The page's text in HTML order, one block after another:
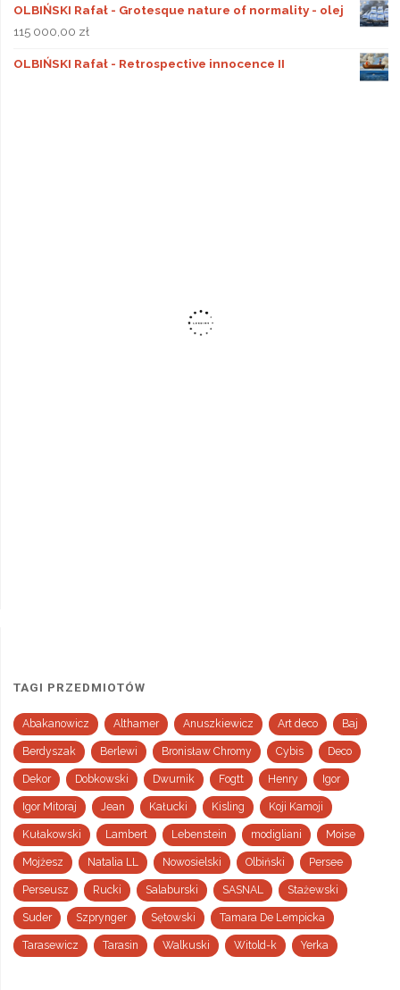
OLBIŃSKI Rafał - Grotesque nature of normality - olej
115 000,00 zł
OLBIŃSKI Rafał - Retrospective innocence II
TAGI PRZEDMIOTÓW
Abakanowicz Althamer Anuszkiewicz Art deco Baj
Berdyszak Berlewi Bronisław Chromy Cybis Deco
Dekor Dobkowski Dwurnik Fogtt Henry Igor
Igor Mitoraj Jean Kałucki Kisling Koji Kamoji
Kułakowski Lambert Lebenstein modigliani Moise
Mojżesz Natalia LL Nowosielski Olbiński Persee
Perseusz Rucki Salaburski SASNAL Stażewski
Suder Szprynger Sętowski Tamara De Lempicka
Tarasewicz Tarasin Walkuski Witold-k Yerka